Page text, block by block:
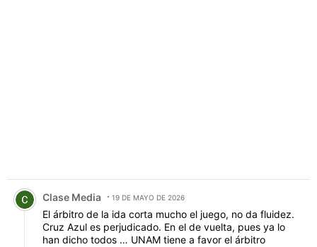
Comentario de Clase Media.
Clase Media 19 DE MAYO DE 2026
El árbitro de la ida corta mucho el juego, no da fluidez.
Cruz Azul es perjudicado. En el de vuelta, pues ya lo
han dicho todos … UNAM tiene a favor el árbitro